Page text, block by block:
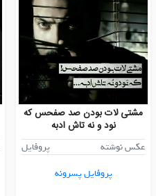
مشتی لات بودن صد صفحس که
نود و نه تاش ادبه
عکس نوشته
پروفایل
پروفایل پسرونه